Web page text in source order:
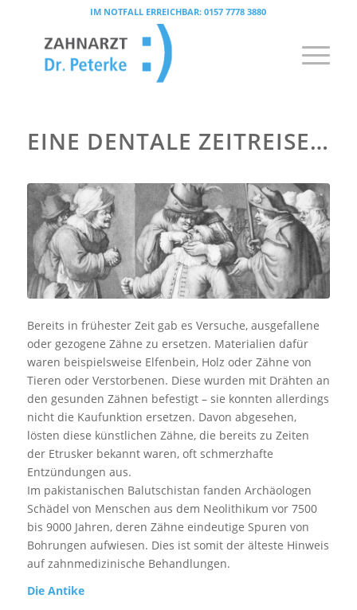
IM NOTFALL ERREICHBAR:0157 7778 3880
EINE DENTALE ZEITREISE…
Bereits in frühester Zeit gab es Versuche, ausgefallene
oder gezogene Zähne zu ersetzen. Materialien dafür
waren beispielsweise Elfenbein, Holz oder Zähne von
Tieren oder Verstorbenen. Diese wurden mit Drähten an
den gesunden Zähnen befestigt – sie konnten allerdings
nicht die Kaufunktion ersetzen. Davon abgesehen,
lösten diese künstlichen Zähne, die bereits zu Zeiten
der Etrusker bekannt waren, oft schmerzhafte
Entzündungen aus.
Im pakistanischen Balutschistan fanden Archäologen
Schädel von Menschen aus dem Neolithikum vor 7500
bis 9000 Jahren, deren Zähne eindeutige Spuren von
Bohrungen aufwiesen. Dies ist somit der älteste Hinweis
auf zahnmedizinische Behandlungen.
Die Antike